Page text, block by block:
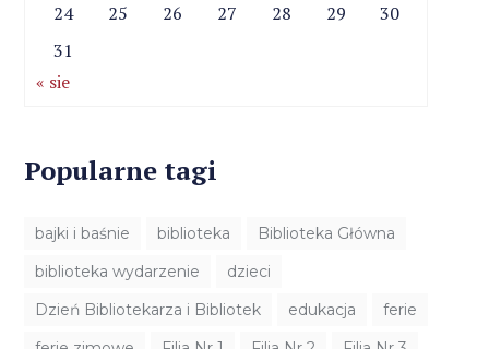
24
25 26 27 28 29
30
31
« sie
Popularne tagi
bajki i baśnie biblioteka
Biblioteka Główna
biblioteka wydarzenie
dzieci
Dzień Bibliotekarza i Bibliotek
edukacja
ferie